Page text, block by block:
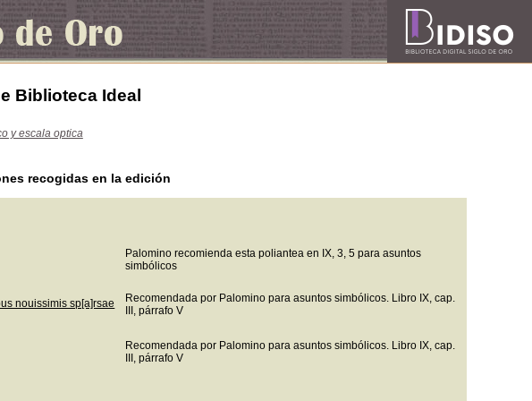
Biblioteca Ideal
y escala optica
recogidas en la edición
Palomino recomienda esta poliantea en IX, 3, 5 para asuntos
simbólicos
nouissimis sp[a]rsae
Recomendada por Palomino para asuntos simbólicos. Libro IX, cap.
III, párrafo V
Recomendada por Palomino para asuntos simbólicos. Libro IX, cap.
III, párrafo V